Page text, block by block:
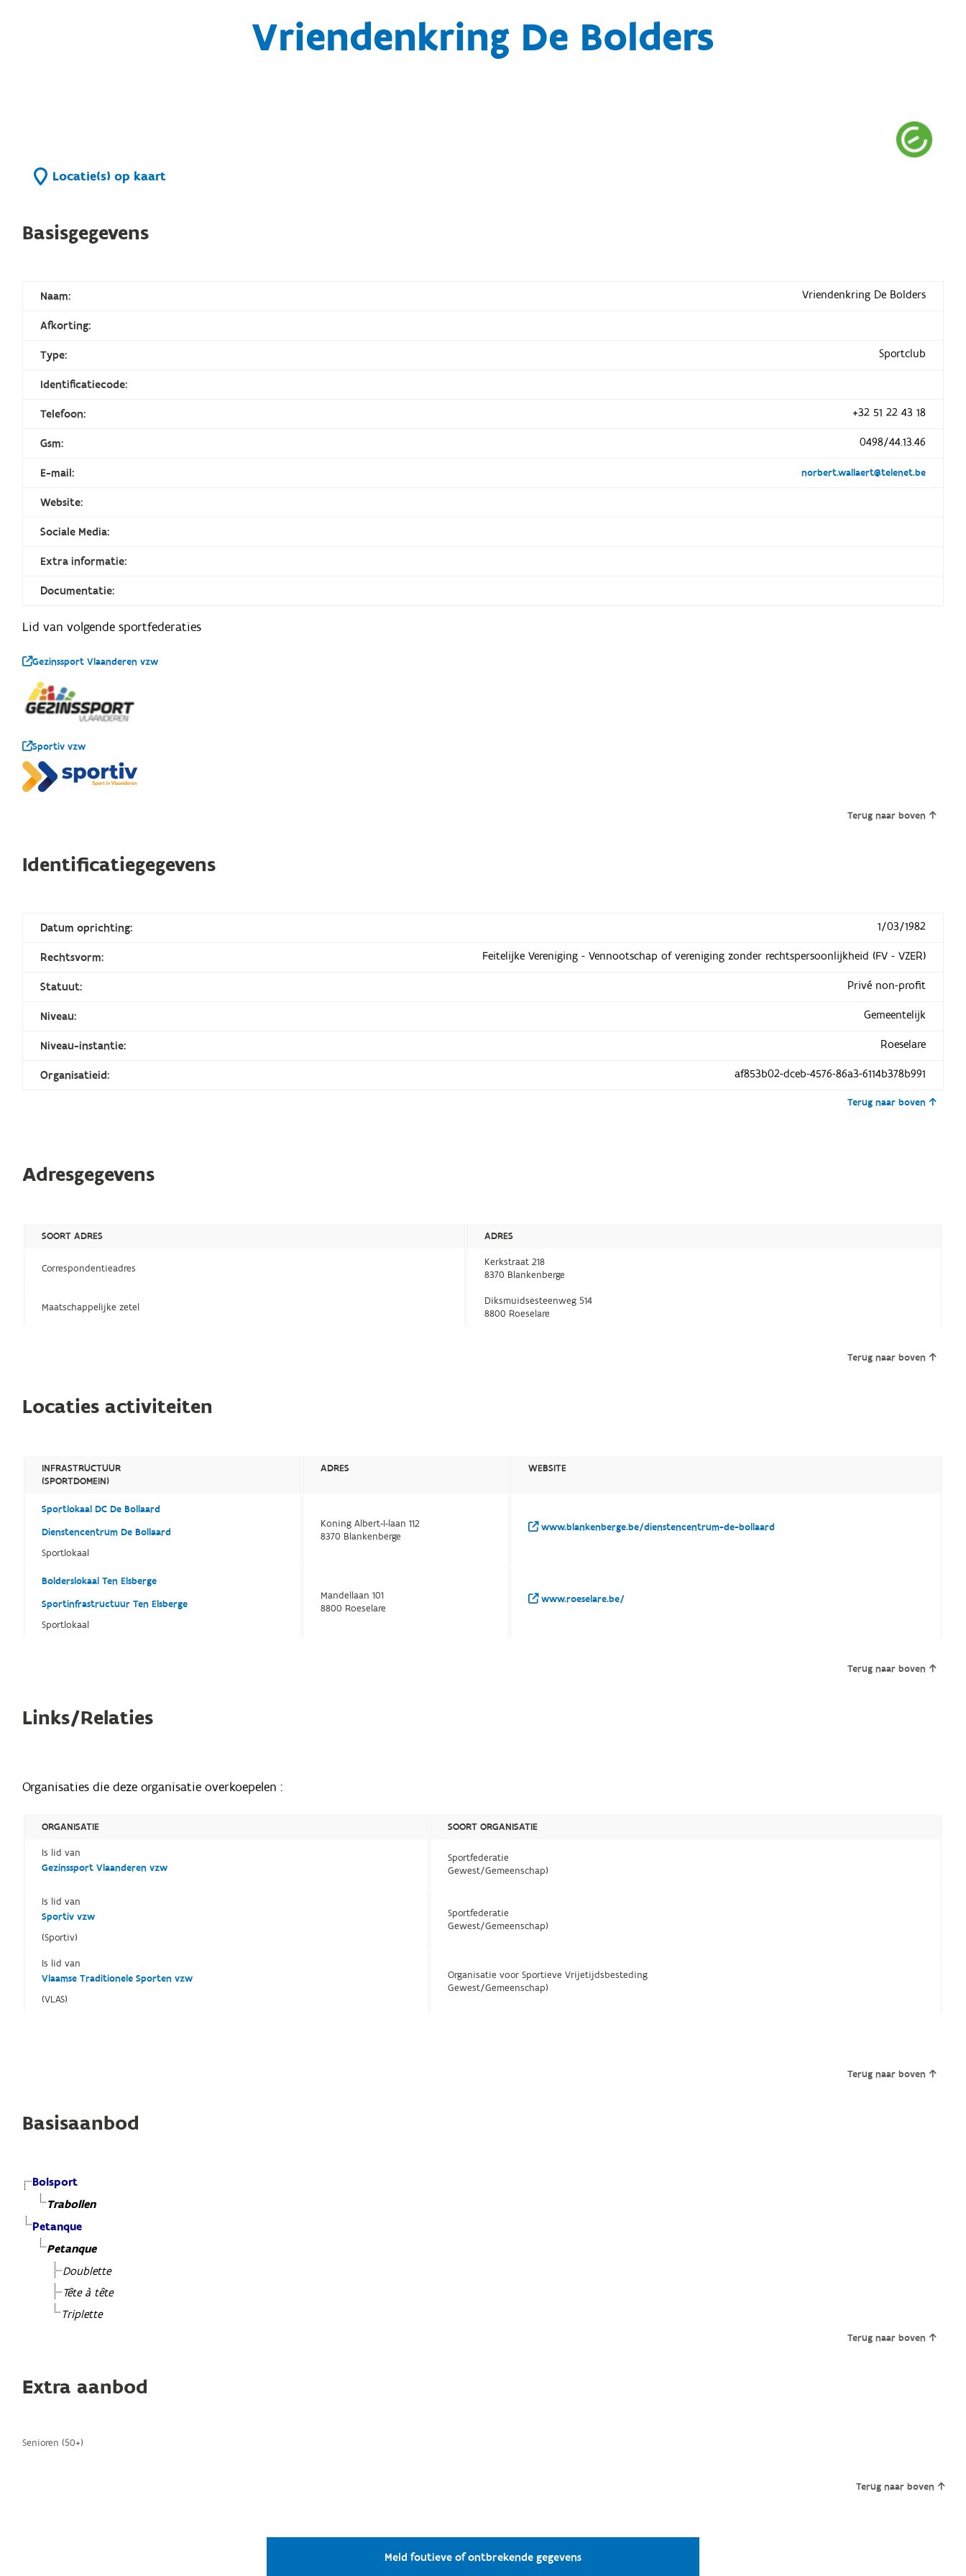
Vriendenkring De Bolders
Locatie(s) op kaart
Basisgegevens
Naam: Vriendenkring De Bolders
Afkorting:
Type: Sportclub
Identificatiecode:
Telefoon: +32 51 22 43 18
Gsm: 0498/44.13.46
E-mail: norbert.wallaert@telenet.be
Website:
Sociale Media:
Extra informatie:
Documentatie:
Lid van volgende sportfederaties
Gezinssport Vlaanderen vzw
Sportiv vzw
Terug naar boven
Identificatiegegevens
Datum oprichting: 1/03/1982
Rechtsvorm: Feitelijke Vereniging - Vennootschap of vereniging zonder rechtspersoonlijkheid (FV - VZER)
Statuut: Privé non-profit
Niveau: Gemeentelijk
Niveau-instantie: Roeselare
Organisatieid: af853b02-dceb-4576-86a3-6114b378b991
Terug naar boven
Adresgegevens
SOORT ADRES ADRES
Correspondentieadres
Kerkstraat 218
8370 Blankenberge
Maatschappelijke zetel
Diksmuidsesteenweg 514
8800 Roeselare
Terug naar boven
Locaties activiteiten
INFRASTRUCTUUR
(SPORTDOMEIN)
ADRES WEBSITE
Sportlokaal DC De Bollaard
Dienstencentrum De Bollaard
Sportlokaal
Koning Albert-I-laan 112
8370 Blankenberge
www.blankenberge.be/dienstencentrum-de-bollaard
Bolderslokaal Ten Elsberge
Sportinfrastructuur Ten Elsberge
Sportlokaal
Mandellaan 101
8800 Roeselare
www.roeselare.be/
Terug naar boven
Links/Relaties
Organisaties die deze organisatie overkoepelen :
ORGANISATIE
SOORT ORGANISATIE
Is lid van
Gezinssport Vlaanderen vzw
Sportfederatie
Gewest/Gemeenschap)
Is lid van
Sportiv vzw
(Sportiv)
Sportfederatie
Gewest/Gemeenschap)
Is lid van
Vlaamse Traditionele Sporten vzw
(VLAS)
Organisatie voor Sportieve Vrijetijdsbesteding
Gewest/Gemeenschap)
Terug naar boven
Basisaanbod
Bolsport
Trabollen
Petanque
Petanque
Doublette
Tête à tête
Triplette
Terug naar boven
Extra aanbod
Senioren (50+)
Terug naar boven
Meld foutieve of ontbrekende gegevens